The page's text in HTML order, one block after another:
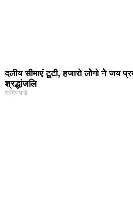
दलीय सीमाएं टूटी, हजारो लोगो ने जय
श्रद्धांजलि
रविदेव पांडे